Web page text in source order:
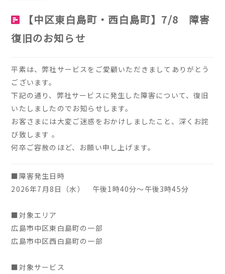
【中区東白島町・西白島町】7/8 障害
復旧のお知らせ
平素は、弊社サービスをご愛顧いただきましてありがとう
ございます。
下記の通り、弊社サービスに発生した障害について、復旧
いたしましたのでお知らせします。
お客さまには大変ご迷惑をおかけしましたこと、深くお詫
び致します 。
何卒ご容赦のほど、お願い申し上げます。
■障害発生日時
2026年7月8日（水） 午後1時40分～午後3時45分
■対象エリア
広島市中区東白島町の一部
広島市中区西白島町の一部
■対象サービス